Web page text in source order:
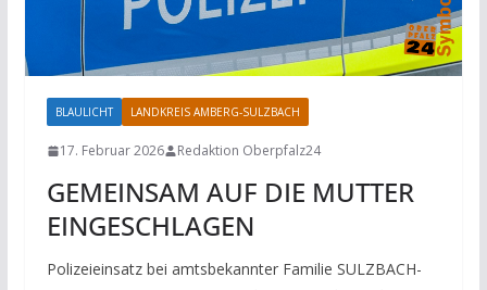
BLAULICHT LANDKREIS AMBERG-SULZBACH
17. Februar 2026 Redaktion Oberpfalz24
GEMEINSAM AUF DIE MUTTER
EINGESCHLAGEN
Polizeieinsatz bei amtsbekannter Familie SULZBACH-